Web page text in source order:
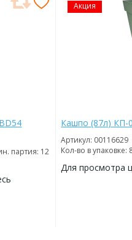
партия: 12
Акция
Кашпо (87л) КП-
Артикул: 00116629
Кол-во в упаковке:
Для просмотра